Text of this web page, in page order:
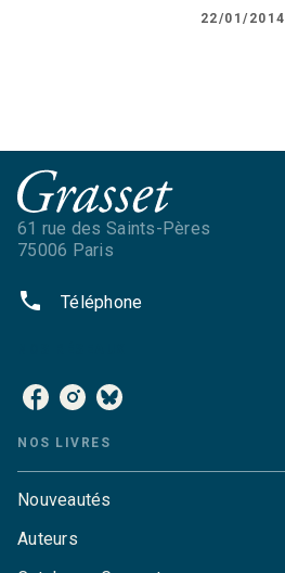
22/01/2014
61 rue des Saints-Pères
75006 Paris
phone Téléphone
NOS LIVRES
Nouveautés
Auteurs